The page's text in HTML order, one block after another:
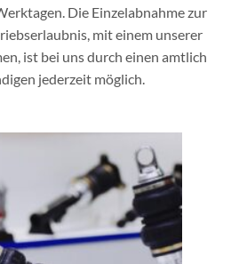
Die Einzelabnahme zur
mit einem unserer
ist bei uns durch einen amtlich
jederzeit möglich.